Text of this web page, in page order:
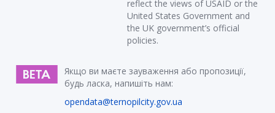
reflect the views of USAID or the
United States Government and
the UK government’s official
policies.
Якщо ви маєте зауваження або пропозиції,
будь ласка, напишіть нам:
opendata@ternopilcity.gov.ua